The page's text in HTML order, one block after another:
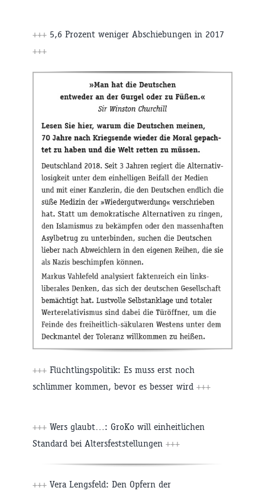
+++ 5,6 Prozent weniger Abschiebungen in 2017
+++
+++ Flüchtlingspolitik: Es muss erst noch
schlimmer kommen, bevor es besser wird +++
+++ Wers glaubt…: GroKo will einheitlichen
Standard bei Altersfeststellungen +++
+++ Vera Lengsfeld: Den Opfern der